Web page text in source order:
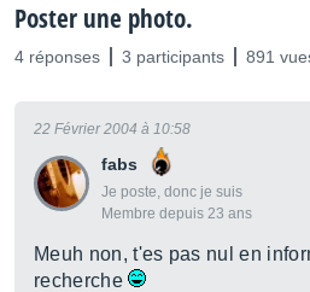
Poster une photo.
4 réponses 3 participants 891
fabs
Je poste, donc je suis
Membre depuis 23 ans
22 Février 2004 à 10:58
Meuh non, t'es pas nul en
recherche